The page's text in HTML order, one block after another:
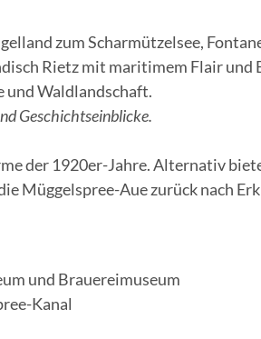
zum Scharmützelsee,
Rietz mit maritimem Flair und
und Waldlandschaft.
Geschichtseinblicke.
der 1920er-Jahre. Alternativ
Müggelspree-Aue zurück nach
und Brauereimuseum
Kanal